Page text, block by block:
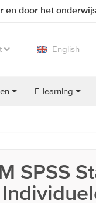
en door het onderwijs
English
E-learning
SPSS